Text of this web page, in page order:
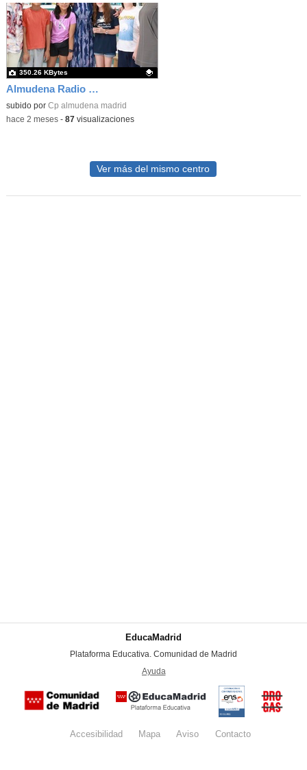
Almudena Radio Dña Letizia 07
Contenido educativo.
subido por Cp almudena madrid
350.26 KBytes
-hace 2 meses- 87visualizaciones
Ver más del mismo centro
EducaMadrid
Plataforma Educativa. Comunidad de Madrid
Ayuda
Certificación
conformidad
con el
Nacional de
Seguridad
del
Accesibilidad Mapa Aviso legalContacto